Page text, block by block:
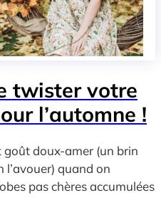
twister votre
l’automne !
goût doux-amer (un brin
quand on
pas chères accumulées